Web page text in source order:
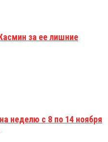
за ее лишние
неделю с 8 по 14 ноября